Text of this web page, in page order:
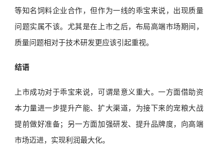
等知名饲料企业合作，但作为一线的乖宝来说，出现质量
问题实属不该。尤其是在上市之后，布局高端市场期间，
质量问题相对于技术研发更应该引起重视。
结语
上市成功对于乖宝来说，可谓是意义重大。一方面借助资
本力量进一步提升产能、扩大渠道，为接下来的宠粮大战
提前做好准备；另一方面加强研发、提升品牌度，向高端
市场迈进，实现利润最大化。